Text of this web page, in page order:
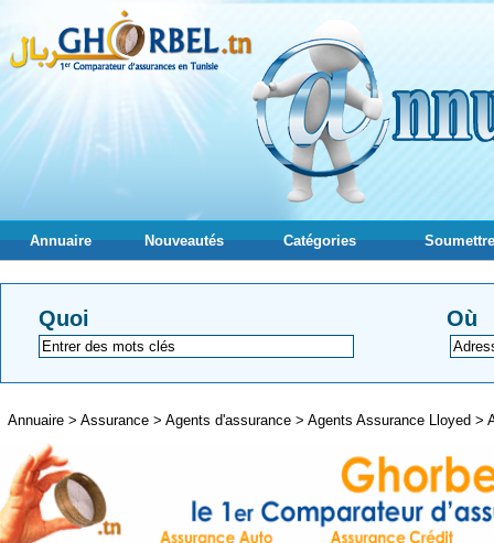
Annuaire Nouveautés Catégories
Quoi Où
Annuaire > Assurance > Agents d'assurance > Agents Assurance Lloyed >